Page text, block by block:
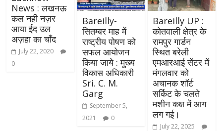
News : लखनऊ
कल नही नज़र
आया ईद उल
अज़हा का चाँद
July 22, 2020
0
Bareilly-
सितम्बर माह में
राष्ट्रीय पोषण को
सफल आयोजन
किया जाये : मुख्य
विकास अधिकारी
Sri. C. M.
Garg
September 5,
2021
0
Bareilly UP :
कोतवाली क्षेत्र के
रामपुर गार्डन
स्थित बरेली
एमआरआई सेंटर में
मंगलवार को
अचानक शॉर्ट
सर्किट के चलते
मशीन कक्ष में आग
लग गई।
July 22, 2025